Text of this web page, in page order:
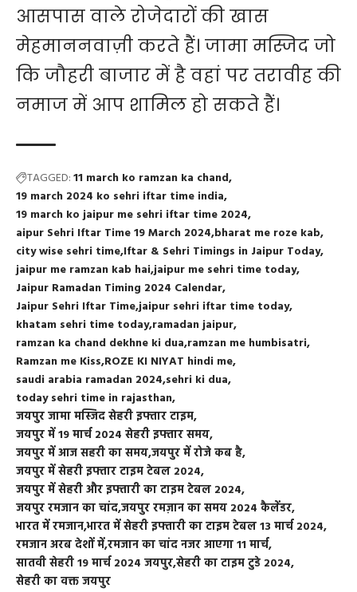
आसपास वाले रोजेदारों की खास
मेहमाननवाज़ी करते हैं। जामा मस्जिद जो
कि जौहरी बाजार में है वहां पर तरावीह की
नमाज में आप शामिल हो सकते हैं।
TAGGED:11 march ko ramzan ka chand
19 march 2024 ko sehri iftar time india
19 march ko jaipur me sehri iftar time 2024
aipur Sehri Iftar Time 19 March 2024 bharat me roze kab
city wise sehri time Iftar & Sehri Timings in Jaipur Today
jaipur me ramzan kab haijaipur me sehri time today
Jaipur Ramadan Timing 2024 Calendar
Jaipur Sehri Iftar Timejaipur sehri iftar time today
khatam sehri time today ramadan jaipur
ramzan ka chand dekhne ki dua ramzan me humbisatri
Ramzan me Kiss ROZE KI NIYAT hindi me
saudi arabia ramadan 2024 sehri ki dua
today sehri time in rajasthan
जयपुर जामा मस्जिद सेहरी इफ्तार टाइम
जयपुर में 19 मार्च 2024 सेहरी इफ्तार समय
जयपुर में आज सहरी का समयजयपुर में रोजे कब है
जयपुर में सेहरी इफ्तार टाइम टेबल 2024
जयपुर में सेहरी और इफ्तारी का टाइम टेबल 2024
जयपुर रमजान का चांदजयपुर रमज़ान का समय 2024 कैलेंडर
भारत में रमजानभारत में सेहरी इफ्तारी का टाइम टेबल 13 मार्च 2024
रमजान अरब देशों मेंरमजान का चांद नजर आएगा 11 मार्च
सातवी सेहरी 19 मार्च 2024 जयपुरसेहरी का टाइम टुडे 2024
सेहरी का वक्त जयपुर